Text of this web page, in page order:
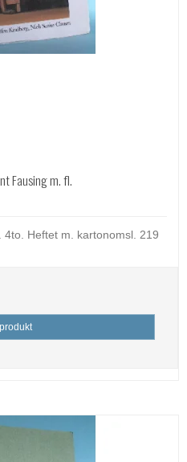
Fausing m. fl.
Heftet m. kartonomsl. 219